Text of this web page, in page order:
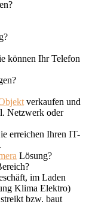
können Ihr Telefon
verkaufen und
Netzwerk oder
erreichen Ihren IT-
Lösung?
im Laden
Klima Elektro)
streikt bzw. baut